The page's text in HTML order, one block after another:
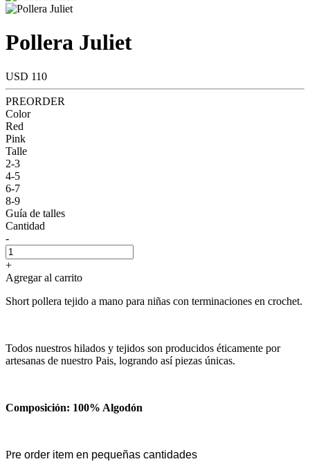
Pollera Juliet
USD 110
PREORDER
Color
Red
Pink
Talle
2-3
4-5
6-7
8-9
Guía de talles
Cantidad
-
+
Agregar al carrito
Short pollera tejido a mano para niñas con terminaciones en crochet.
Todos nuestros hilados y tejidos son producidos éticamente por
artesanas de nuestro Pais, logrando así piezas únicas.
Composición: 100% Algodón
Pre order item en pequeñas cantidades